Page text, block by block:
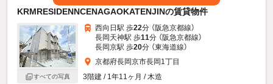
KRMRESIDENNCENAGAOKATENJINの賃貸物件
すべての写真
西向日駅 歩22分 （阪急京都線）
長岡天神駅 歩11分 （阪急京都線）
長岡京駅 歩20分 （東海道線）
京都府長岡京市長岡1丁目
3階建 / 1年11ヶ月 / 木造